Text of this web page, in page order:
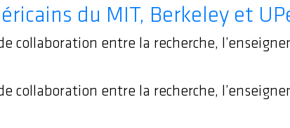
du MIT, Berkeley et
collaboration entre la recherche,
collaboration entre la recherche,